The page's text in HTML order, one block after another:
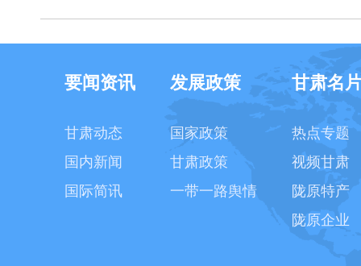
要闻资讯
甘肃动态
国内新闻
国际简讯
发展政策
国家政策
甘肃政策
一带一路舆情
甘肃名
热点专题
视频甘肃
陇原特产
陇原企业